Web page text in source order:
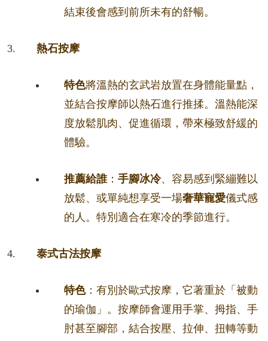
結束後會感到前所未有的舒暢。
熱石按摩
特色將溫熱的玄武岩放置在身體能量點，
並結合按摩師以熱石進行推揉。溫熱能深
度放鬆肌肉、促進循環，帶來極致舒緩的
體驗。
推薦給誰： 手腳冰冷、容易感到緊繃難以
放鬆、或單純想享受一場奢華寵愛儀式感
的人。特別適合在寒冷的季節進行。
泰式古法按摩
特色：有別於歐式按摩，它著重於「被動
的瑜伽」。按摩師會運用手掌、拇指、手
肘甚至腳部，結合按壓、拉伸、扭轉等動